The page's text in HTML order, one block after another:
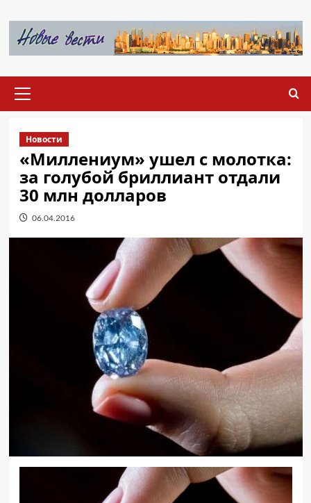
содержимому
меню
Новости
«Миллениум» ушел с молотка:
за голубой бриллиант отдали
30 млн долларов
06.04.2016